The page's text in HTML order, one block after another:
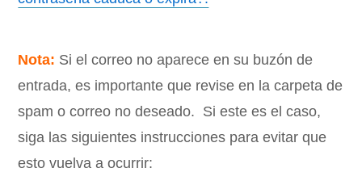
Nota: Si el correo no aparece en su buzón de
entrada, es importante que revise en la carpeta de
spam o correo no deseado. Si este es el caso,
siga las siguientes instrucciones para evitar que
esto vuelva a ocurrir: